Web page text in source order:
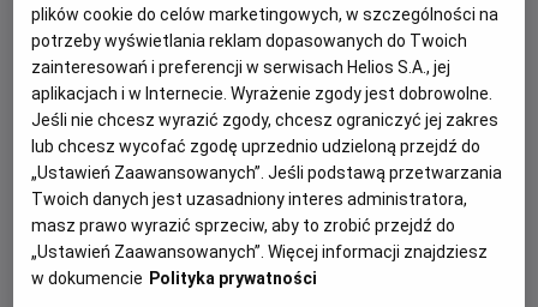
Gwiazdozbiór Psa - bilety już w
sprzedaży!
Przeżyj emocjonującą historię o odwadze, przetrwaniu i
poszukiwaniu nadziei w postapokaliptycznym świecie.
Czytaj więcej
plików cookie do celów marketingowych, w szczególności na
potrzeby wyświetlania reklam dopasowanych do Twoich
zainteresowań i preferencji w serwisach Helios S.A., jej
aplikacjach i w Internecie. Wyrażenie zgody jest dobrowolne.
Jeśli nie chcesz wyrazić zgody, chcesz ograniczyć jej zakres
lub chcesz wycofać zgodę uprzednio udzieloną przejdź do
„Ustawień Zaawansowanych”. Jeśli podstawą przetwarzania
Twoich danych jest uzasadniony interes administratora,
masz prawo wyrazić sprzeciw, aby to zrobić przejdź do
„Ustawień Zaawansowanych”. Więcej informacji znajdziesz
w dokumencie Polityka prywatności